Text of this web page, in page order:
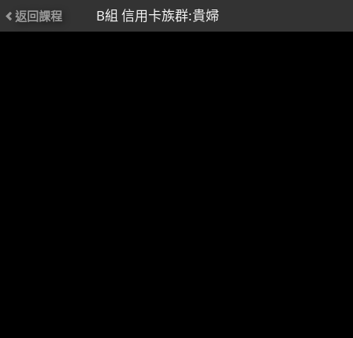
返回課程 B組 信用卡族群:貴婦